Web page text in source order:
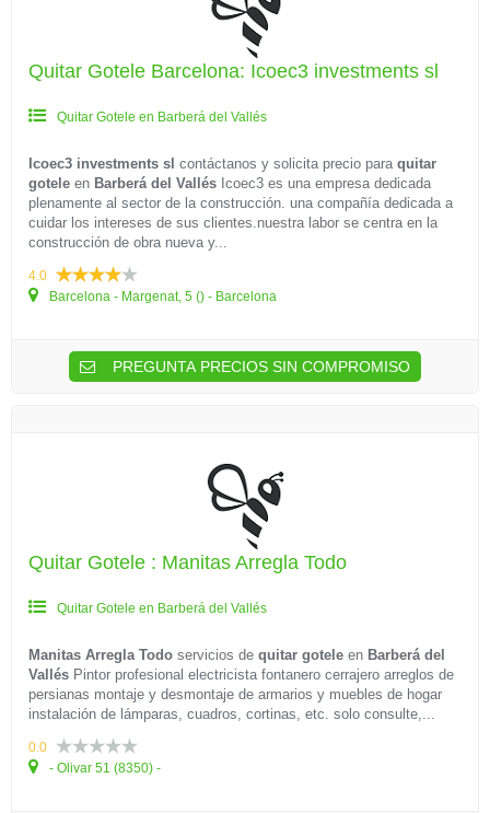
Quitar Gotele Barcelona: Icoec3 investments sl
Quitar Gotele en Barberá del Vallés
Icoec3 investments sl contáctanos y solicita precio para quitar
gotele en Barberá del Vallés Icoec3 es una empresa dedicada
plenamente al sector de la construcción. una compañía dedicada a
cuidar los intereses de sus clientes.nuestra labor se centra en la
construcción de obra nueva y...
4.0
Barcelona - Margenat, 5 () - Barcelona
PREGUNTA PRECIOS SIN COMPROMISO
Quitar Gotele : Manitas Arregla Todo
Quitar Gotele en Barberá del Vallés
Manitas Arregla Todo servicios de quitar gotele en Barberá del
Vallés Pintor profesional electricista fontanero cerrajero arreglos de
persianas montaje y desmontaje de armarios y muebles de hogar
instalación de lámparas, cuadros, cortinas, etc. solo consulte,...
0.0
- Olivar 51 (8350) -